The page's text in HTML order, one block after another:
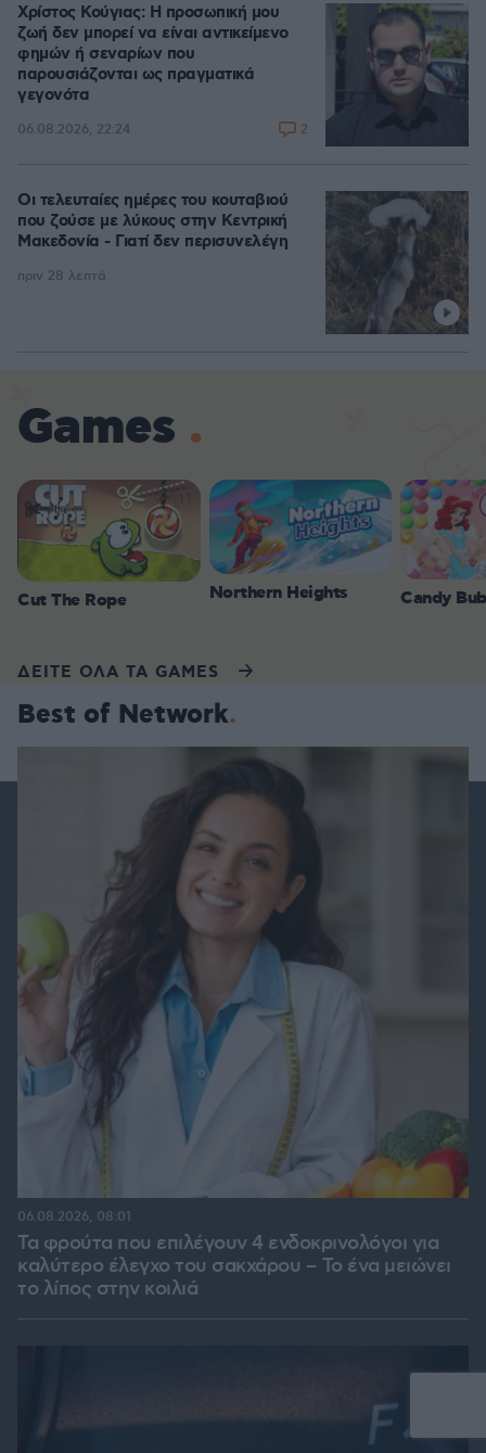
Χρίστος Κούγιας: Η προσωπική μου
ζωή δεν μπορεί να είναι αντικείμενο
φημών ή σεναρίων που
παρουσιάζονται ως πραγματικά
γεγονότα
06.08.2026, 22:24 2
Οι τελευταίες ημέρες του κουταβιού
που ζούσε με λύκους στην Κεντρική
Μακεδονία - Γιατί δεν περισυνελέγη
πριν 28 λεπτά
Games
Cut The Rope Northern Heights Candy
ΔΕΙΤΕ ΟΛΑ ΤΑ GAMES
Best of Network
Τα φρούτα που επιλέγουν 4 ενδοκρινολόγοι για
καλύτερο έλεγχο του σακχάρου – Το ένα μειώνει
το λίπος στην κοιλιά
06.08.2026, 08:01